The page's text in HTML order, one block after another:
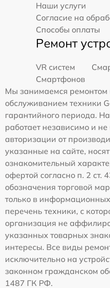
Наши услуги
Согласие на
Способы оплаты
Ремонт
VR систем
Смартфонов
Мы занимаемся ремонтом
обслуживанием техники
гарантийного периода.
работает независимо и
авторизации от
указанные на сайте,
ознакомительный
офертой согласно п. 2
обозначения торговой
только в
перечень техники, с
организация не
указанных товарных
интересы. Все виды
исключительно на
законном гражданском
1487 ГК РФ.